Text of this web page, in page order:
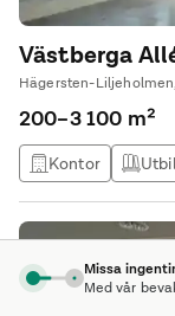
Västberga
Hägersten-
200–3 100 m²
Kontor
Missa
Med vår